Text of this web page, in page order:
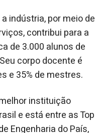
indústria, por meio de
contribui para a
de 3.000 alunos de
corpo docente é
e 35% de mestres.
instituição
e está entre as Top
Engenharia do País,